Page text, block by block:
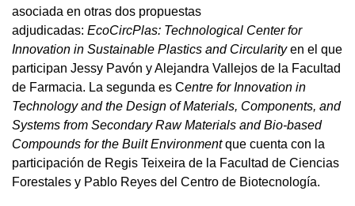
asociada en otras dos propuestas
adjudicadas: EcoCircPlas: Technological Center for
Innovation in Sustainable Plastics and Circularityen el que
participan Jessy Pavón y Alejandra Vallejos de la Facultad
de Farmacia. La segunda es Centre for Innovation in
Technology and the Design of Materials, Components, and
Systems from Secondary Raw Materials and Bio-based
Compounds for the Built Environmentque cuenta con la
participación de Regis Teixeira de la Facultad de Ciencias
Forestales y Pablo Reyes del Centro de Biotecnología.